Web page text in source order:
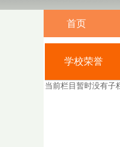
首页
学校荣誉
当前栏目暂时没有子